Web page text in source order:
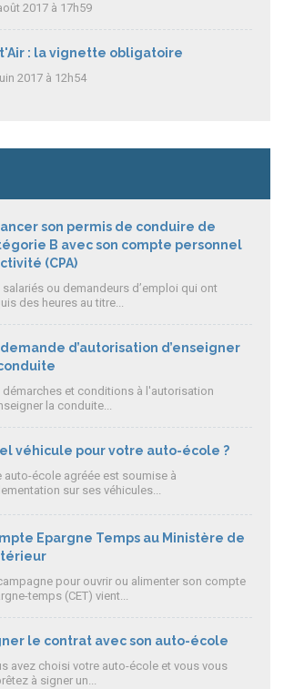
2017 à 17h59
: la vignette obligatoire
2017 à 12h54
son permis de conduire de
B avec son compte personnel
(CPA)
salariés ou demandeurs d’emploi qui ont
des heures au titre...
demande d’autorisation d’enseigner
démarches et conditions à l'autorisation
la conduite...
véhicule pour votre auto-école ?
auto-école agréée est soumise à
sur ses véhicules...
Epargne Temps au Ministère de
pour ouvrir ou alimenter son compte
temps (CET) vient...
le contrat avec son auto-école
avez choisi votre auto-école et vous vous
à signer un...